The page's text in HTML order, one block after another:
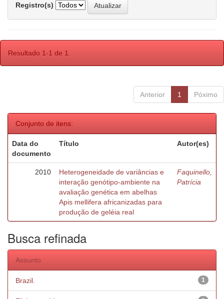
Registro(s)
Resultado 1-1 de 1.
Anterior 1 Póximo
Conjunto de itens:
Data do
documento
Título Autor(es)
2010
Heterogeneidade de variâncias e
interação genótipo-ambiente na
avaliação genética em abelhas
Apis mellifera africanizadas para
produção de geléia real
Faquinello,
Patrícia
Busca refinada
Assunto
1
Brazil.